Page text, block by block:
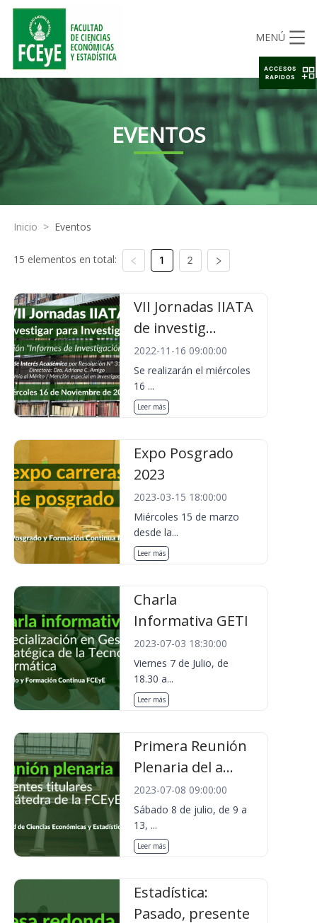
MENÚ
EVENTOS
Inicio > Eventos
15 elementos en total: 1 2
VII Jornadas IIATA
de investig...
2022-11-16 09:00:00
Se realizarán el miércoles
16 ...
Leer más
Expo Posgrado
2023
2023-03-15 18:00:00
Miércoles 15 de marzo
desde la...
Leer más
Charla
Informativa GETI
2023-07-03 18:30:00
Viernes 7 de Julio, de
18.30 a...
Leer más
Primera Reunión
Plenaria del a...
2023-07-08 09:00:00
Sábado 8 de julio, de 9 a
13, ...
Leer más
Estadística:
Pasado, presente
ACCESOS
RAPIDOS